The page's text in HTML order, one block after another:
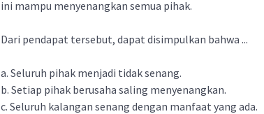
ini mampu menyenangkan semua pihak.
Dari pendapat tersebut, dapat disimpulkan bahwa ...
a. Seluruh pihak menjadi tidak senang.
b. Setiap pihak berusaha saling menyenangkan.
c. Seluruh kalangan senang dengan manfaat yang ada.